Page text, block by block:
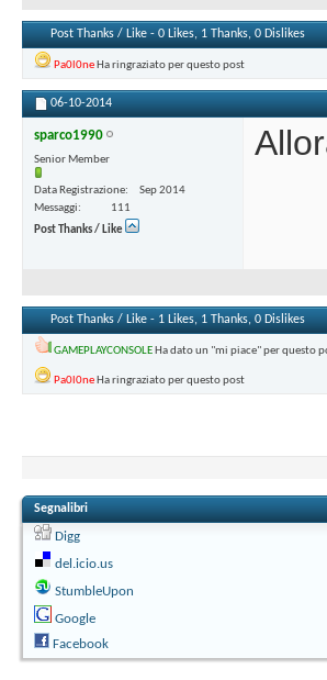
Post Thanks / Like - 0 Likes, 1 Thanks, 0 Dislikes
Pa0l0ne Ha ringraziato per questo post
06-10-2014
sparco1990
Senior Member
Data Registrazione
Sep 2014
Messaggi
111
Post Thanks / Like
Post Thanks / Like - 1 Likes, 1 Thanks, 0 Dislikes
GAMEPLAYCONSOLE Ha dato un "mi piace" per questo
Pa0l0ne Ha ringraziato per questo post
Segnalibri
Digg
del.icio.us
StumbleUpon
Google
Facebook